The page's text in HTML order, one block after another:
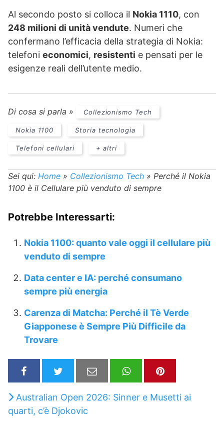
Al secondo posto si colloca il Nokia 1110, con
248 milioni di unità vendute. Numeri che
confermano l’efficacia della strategia di Nokia:
telefoni economici, resistenti e pensati per le
esigenze reali dell’utente medio.
Di cosa si parla » Collezionismo Tech
Nokia 1100 Storia tecnologia
Telefoni cellulari + altri
Sei qui: Home » Collezionismo Tech » Perché il Nokia
1100 è il Cellulare più venduto di sempre
Potrebbe Interessarti:
Nokia 1100: quanto vale oggi il cellulare più
venduto di sempre
Data center e IA: perché consumano
sempre più energia
Carenza di Matcha: Perché il Tè Verde
Giapponese è Sempre Più Difficile da
Trovare
Australian Open 2026: Sinner e Musetti ai
quarti, c’è Djokovic